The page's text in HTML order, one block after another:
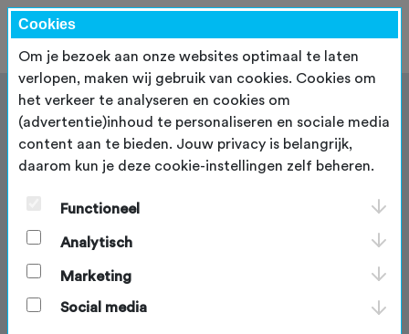
Goede voorbeelden
Steeds meer regio’s investeren in een strategische
aanpak van gravelroutes, waarbij recreatie,
natuurbelangen en toeristische waarde hand in hand
gaan. Onderstaande voorbeelden laten zien hoe
verschillende regio's dit organiseren: van digitale
Cookies
Om je bezoek aan onze websites optimaal te laten
verlopen, maken wij gebruik van cookies. Cookies om
het verkeer te analyseren en cookies om
(advertentie)inhoud te personaliseren en sociale media
content aan te bieden. Jouw privacy is belangrijk,
daarom kun je deze cookie-instellingen zelf beheren.
Functioneel
Analytisch
Marketing
Social media